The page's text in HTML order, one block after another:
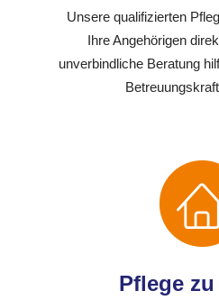
Unsere qualifizierten
Ihre Angehörigen
unverbindliche Beratung
Pflege